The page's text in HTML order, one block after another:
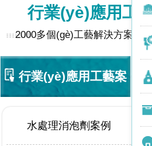
行業(yè)應用工
2000多個(gè)工藝解決方案
行業(yè)應用工藝案
例
水處理消泡劑案例